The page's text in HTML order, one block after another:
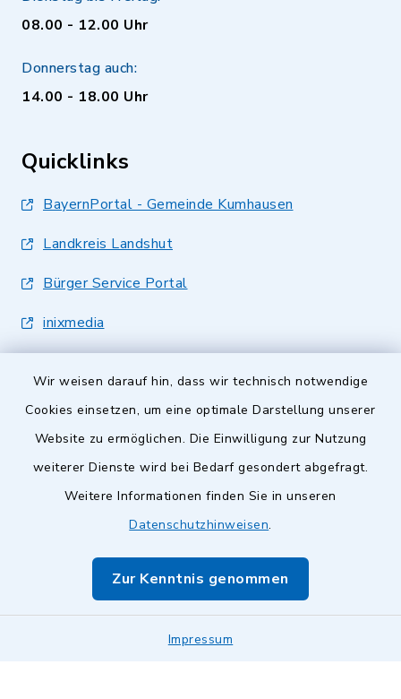
Wir weisen darauf hin, dass wir technisch notwendige
Cookies einsetzen, um eine optimale Darstellung unserer
Website zu ermöglichen. Die Einwilligung zur Nutzung
weiterer Dienste wird bei Bedarf gesondert abgefragt.
Weitere Informationen finden Sie in unseren
Datenschutzhinweisen.
Zur Kenntnis genommen
Impressum
08.00 - 12.00 Uhr
Donnerstag auch:
14.00 - 18.00 Uhr
Quicklinks
BayernPortal - Gemeinde Kumhausen
Landkreis Landshut
Bürger Service Portal
inixmedia
Barrierefreiheit
Impressum
Sitemap